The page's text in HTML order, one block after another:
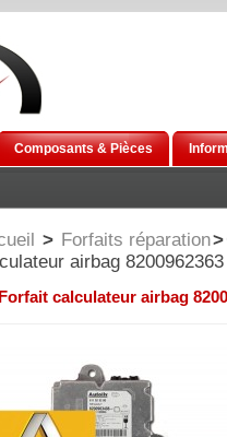
Composants & Pièces
> Forfaits réparation>
airbag 8200962363
Forfait calculateur airbag